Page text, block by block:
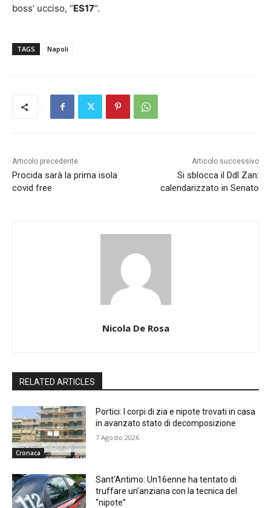
boss’ ucciso, “ES17“.
TAGS Napoli
Articolo precedente
Procida sarà la prima isola
covid free
Articolo successivo
Si sblocca il Ddl Zan:
calendarizzato in Senato
Nicola De Rosa
RELATED ARTICLES
Cronaca
Portici: I corpi di zia e nipote trovati in casa
in avanzato stato di decomposizione
7 Agosto 2026
Sant’Antimo: Un16enne ha tentato di
truffare un’anziana con la tecnica del
“nipote”